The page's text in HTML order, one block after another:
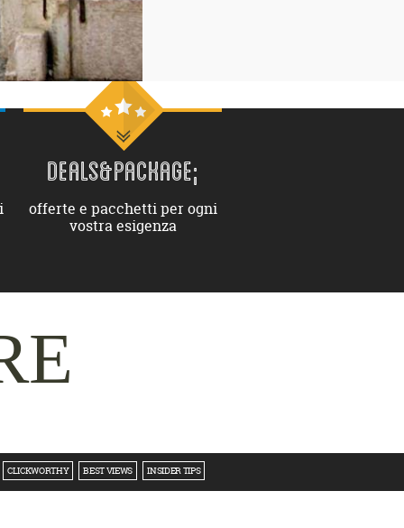
DEALS&PACKAGE;
offerte e pacchetti per ogni
vostra esigenza
CLICKWORTHY BEST VIEWS INSIDER TIPS